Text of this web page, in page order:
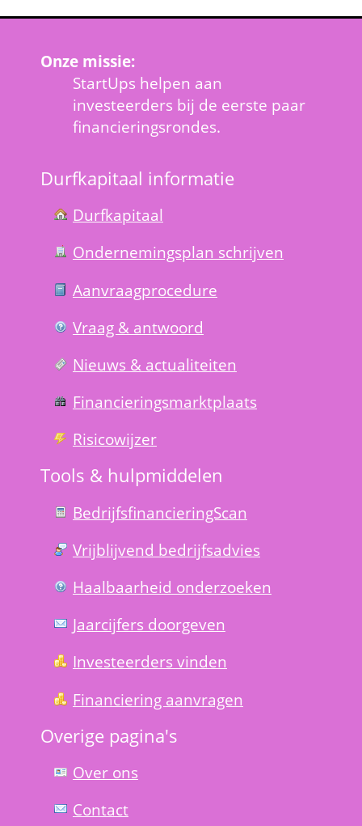
Onze missie:
StartUps helpen aan
investeerders bij de eerste paar
financieringsrondes.
Durfkapitaal informatie
Durfkapitaal
Ondernemings­plan schrijven
Aanvraag­procedure
Vraag & antwoord
Nieuws & actualiteiten
Financierings­markt­plaats
Risico­wijzer
Tools & hulp­middelen
Bedrijfsfinanciering­Scan
Vrijblijvend bedrijfs­advies
Haal­baar­heid onder­zoeken
Jaarcijfers doorgeven
Investeerders vinden
Financiering aanvragen
Overige pagina's
Over ons
Contact